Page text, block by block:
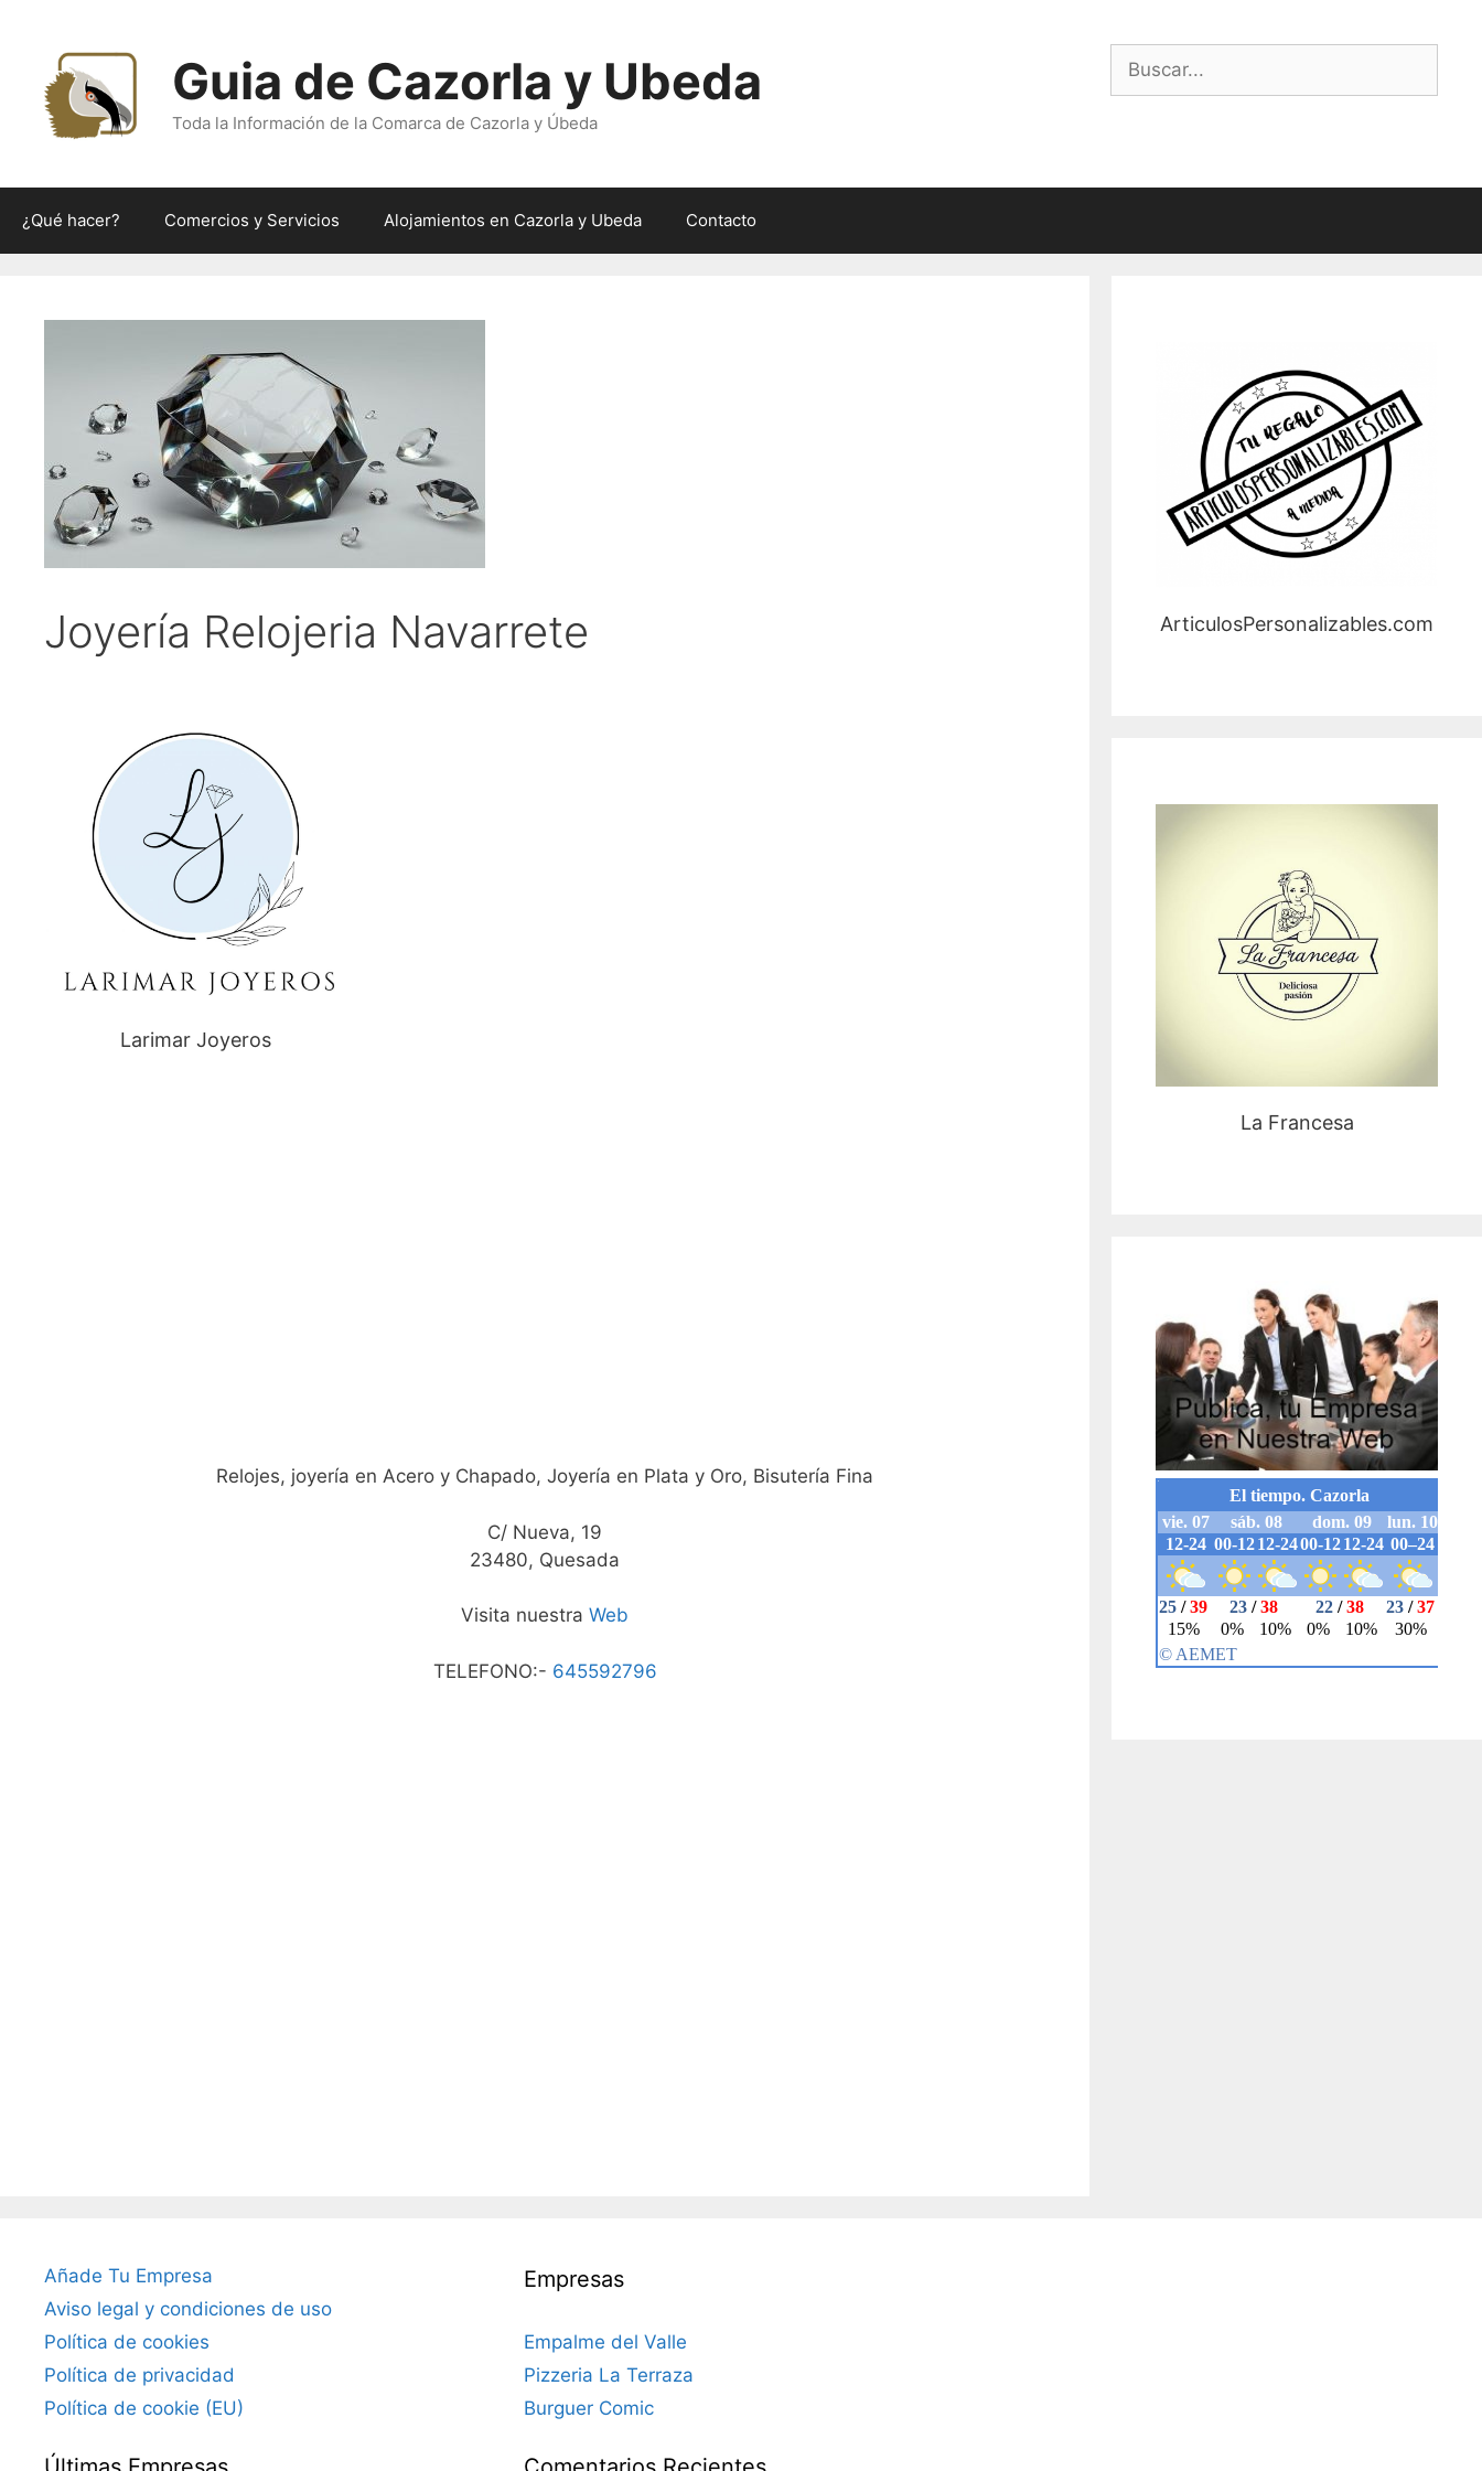
contenido
Buscar:
Guia de Cazorla y Ubeda
Toda la Información de la Comarca de Cazorla y Úbeda
¿Qué hacer? Comercios y Servicios Alojamientos en Cazorla y Ubeda Contacto
Joyería Relojeria Navarrete
Larimar Joyeros
Relojes, joyería en Acero y Chapado, Joyería en Plata y Oro, Bisutería Fina
C/ Nueva, 19
23480, Quesada
Visita nuestra Web
TELEFONO:- 645592796
ArticulosPersonalizables.com
La Francesa
Añade Tu Empresa
Aviso legal y condiciones de uso
Política de cookies
Política de privacidad
Política de cookie (EU)
Empresas
Empalme del Valle
Pizzeria La Terraza
Burguer Comic